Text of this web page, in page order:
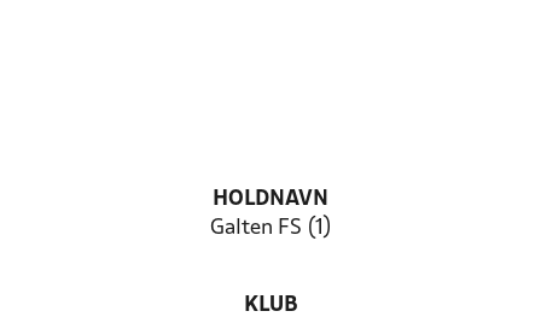
HOLDNAVN
Galten FS (1)
KLUB